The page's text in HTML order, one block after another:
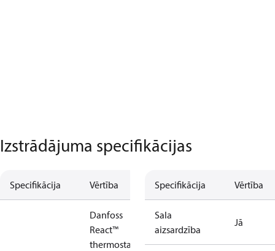
Izstrādājuma specifikācijas
Specifikācija Vērtība
Danfoss
React™
thermostatic
Specifikācija Vērtība
Sala
aizsardzība
Jā